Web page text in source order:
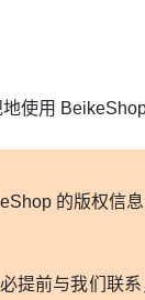
使用
的版权信息
提前与我们联